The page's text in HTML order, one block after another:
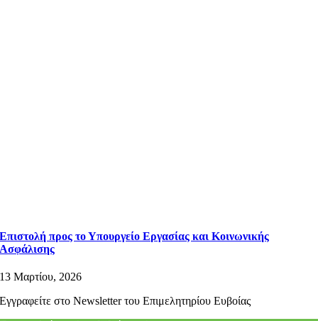
Επιστολή προς το Υπουργείο Εργασίας και Κοινωνικής
Ασφάλισης
13 Μαρτίου, 2026
Εγγραφείτε στο Newsletter του Επιμελητηρίου Ευβοίας